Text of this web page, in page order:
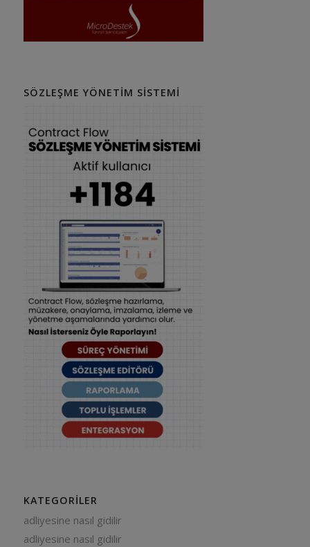
SÖZLEŞME YÖNETIM SISTEMI
KATEGORILER
adliyesine nasıl gidilir
adliyesine nasıl gidilir